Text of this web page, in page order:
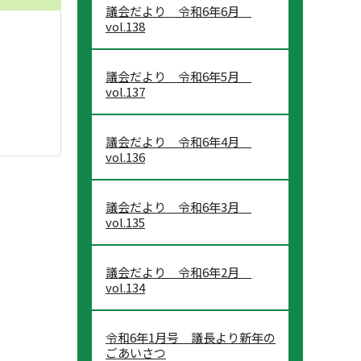
議会だより 令和6年6月
vol.138
議会だより 令和6年5月
vol.137
議会だより 令和6年4月
vol.136
議会だより 令和6年3月
vol.135
議会だより 令和6年2月
vol.134
令和6年1月号 議長より新年の
ごあいさつ